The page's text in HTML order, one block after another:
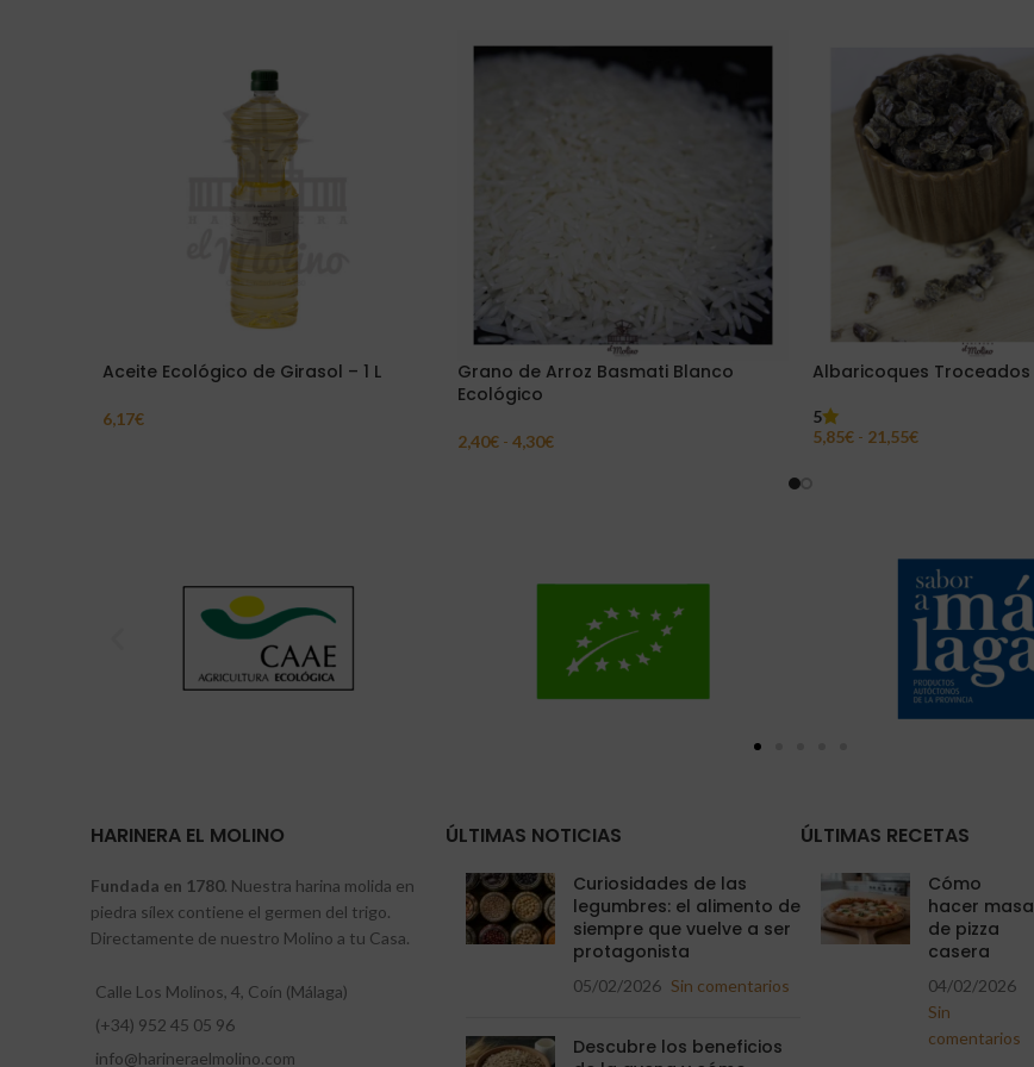
Aceite Ecológico de Girasol – 1 L
6,17€
Grano de Arroz Basmati Blanco
Ecológico
2,40€ - 4,30€
Albaricoques Troceados
5
5,85€ - 21,55€
HARINERA EL MOLINO
Fundada en 1780. Nuestra harina molida en
piedra sílex contiene el germen del trigo.
Directamente de nuestro Molino a tu Casa.
Calle Los Molinos, 4, Coín (Málaga)
(+34) 952 45 05 96
info@harineraelmolino.com
ÚLTIMAS NOTICIAS
Curiosidades de las
legumbres: el alimento de
siempre que vuelve a ser
protagonista
05/02/2026 Sin comentarios
Descubre los beneficios
ÚLTIMAS RECETAS
Cómo
hacer masa
de pizza
casera
04/02/2026
Sin
comentarios